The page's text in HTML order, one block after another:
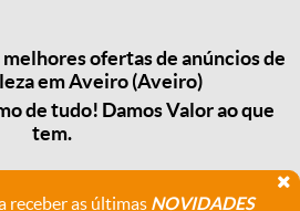
ofertas de anúncios de
em Aveiro (Aveiro)
de tudo! Damos Valor ao que
tem.
receber as últimas NOVIDADES